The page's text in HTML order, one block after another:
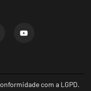
com a LGPD.